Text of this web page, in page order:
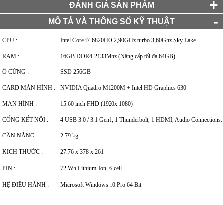
ĐÁNH GIÁ SẢN PHẨM
MÔ TẢ VÀ THÔNG SỐ KỸ THUẬT
CPU : Intel Core i7-6820HQ 2,90GHz turbo 3,60Ghz Sky Lake
RAM : 16GB DDR4-2133Mhz (Nâng cấp tối đa 64GB)
Ổ CỨNG : SSD 256GB
CARD MÀN HÌNH : NVIDIA Quadro M1200M + Intel HD Graphics 630
MÀN HÌNH : 15.60 inch FHD (1920x 1080)
CỔNG KẾT NỐI : 4 USB 3.0 / 3.1 Gen1, 1 Thunderbolt, 1 HDMI, Audio Connections:
CÂN NẶNG : 2.79 kg
KICH THƯỚC : 27.76 x 378 x 261
PỈN : 72 Wh Lithium-Ion, 6-cell
HỆ ĐIỀU HÀNH : Microsoft Windows 10 Pro 64 Bit